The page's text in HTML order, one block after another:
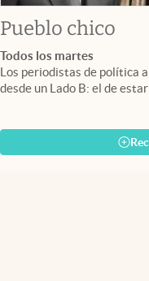
Pueblo chico
Todos los martes
Los periodistas de política
desde un Lado B: el de